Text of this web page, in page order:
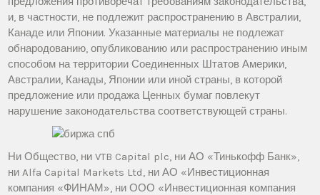
и, в частности, не подлежит распространению в Австралии,
Канаде или Японии. Указанные материалы не подлежат
обнародованию, опубликованию или распространению иным
способом на территории Соединенных Штатов Америки,
Австралии, Канады, Японии или иной страны, в которой
предложение или продажа Ценных бумаг повлекут
нарушение законодательства соответствующей страны.
Ни Общество, ни VTB Capital plc, ни АО «Тинькофф Банк»,
ни Alfa Capital Markets Ltd, ни АО «Инвестиционная
компания «ФИНАМ», ни ООО «Инвестиционная компания